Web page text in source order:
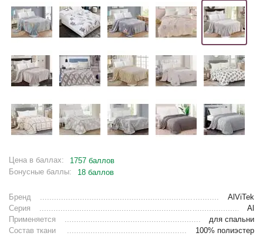
Цена в баллах:
1757 баллов
Бонусные баллы:
18 баллов
Бренд
AlViTek
Серия
Al
Применяется
для спальни
Состав ткани
100% полиэстер